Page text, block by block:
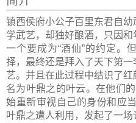
镇西侯府小公子百里东君自
学武艺，却独好酿酒，只因
一个要成为“酒仙”的约定。
择，最终还是拜入了天下第
艺。并且在此过程中结识了
名为叶鼎之的叶云。在他们
始重新审视自己的身份和应
叶鼎之遭人利用，发起了一